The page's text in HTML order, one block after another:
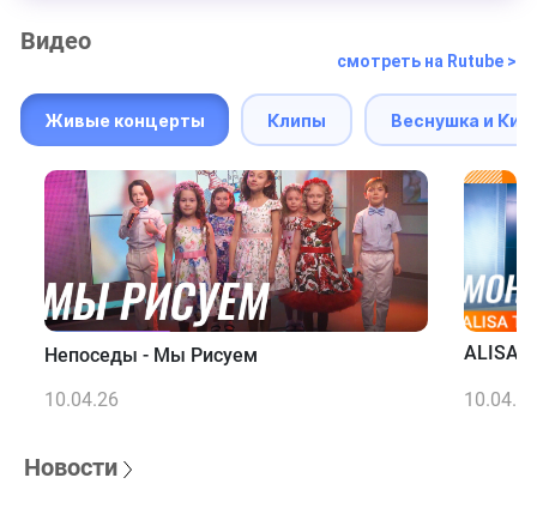
Видео
смотреть на Rutube >
Живые концерты Клипы Веснушка и
Непоседы - Мы Рисуем
10.04.26
ALISA
10.04.26
Новости